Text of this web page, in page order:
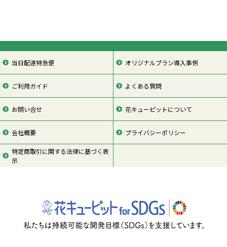
当日配達特急便 オリジナルプラン導入事例
ご利用ガイド よくある質問
お問い合せ 花キューピットについて
会社概要 プライバシーポリシー
特定商取引に関する法律に基づく表
示
ページの先頭